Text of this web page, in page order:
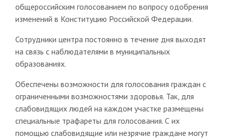
общероссийским голосованием по вопросу одобрения
изменений в Конституцию Российской Федерации.
Сотрудники центра постоянно в течение дня выходят
на связь с наблюдателями в муниципальных
образованиях.
Обеспечены возможности для голосования граждан с
ограниченными возможностями здоровья. Так, для
слабовидящих людей на каждом участке размещены
специальные трафареты для голосования. С их
помощью слабовидящие или незрячие граждане могут